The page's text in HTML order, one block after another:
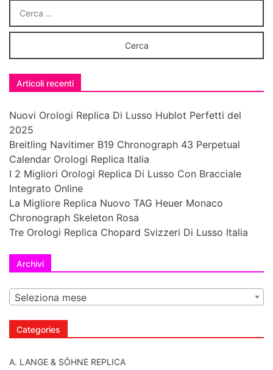
Articoli recenti
Nuovi Orologi Replica Di Lusso Hublot Perfetti del
2025
Breitling Navitimer B19 Chronograph 43 Perpetual
Calendar Orologi Replica Italia
I 2 Migliori Orologi Replica Di Lusso Con Bracciale
Integrato Online
La Migliore Replica Nuovo TAG Heuer Monaco
Chronograph Skeleton Rosa
Tre Orologi Replica Chopard Svizzeri Di Lusso Italia
Archivi
Seleziona mese
Categories
A. LANGE & SÖHNE REPLICA